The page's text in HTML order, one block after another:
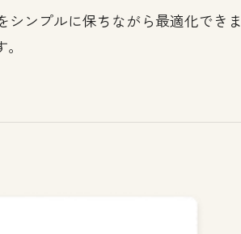
ンプルに保ちながら最適化できま